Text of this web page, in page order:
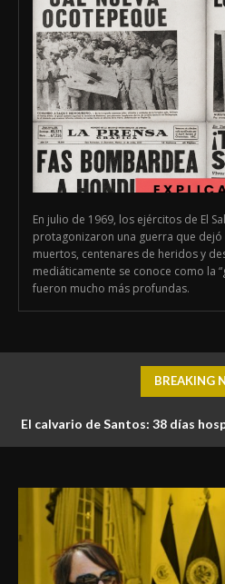
En julio de 1969, los ejércitos de El
protagonizaron una guerra que
muertos, centenares de heridos y
mediáticamente se conoce como la
fueron mucho más profundas.
BREAKING
El calvario de Santos: 38 días